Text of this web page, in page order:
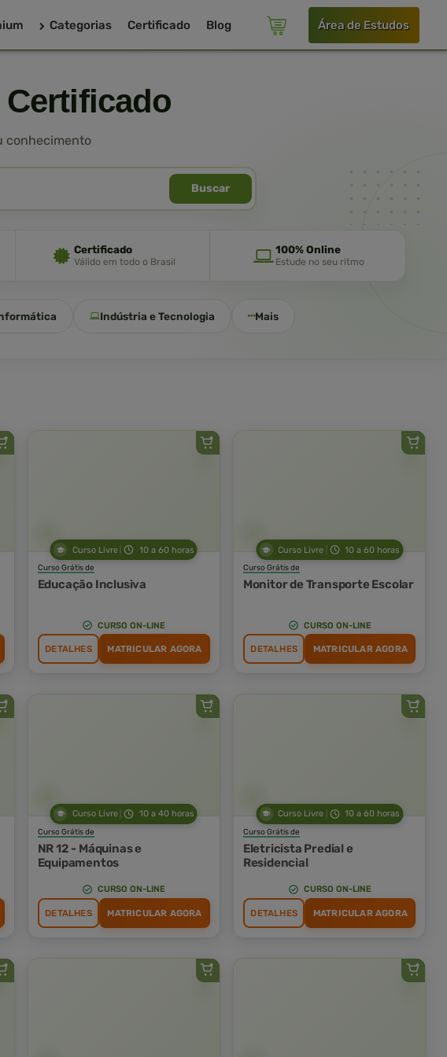
Categorias Certificado Blog Área de Estudos
conhecimento
Buscar
Certificado
Válido em todo o Brasil
100% Online
Estude no seu ritmo
Indústria e Tecnologia Mais
Curso Livre 10 a 60 horas
Curso Grátis de
Educação Inclusiva
CURSO ON-LINE
DETALHES MATRICULAR AGORA
Curso Livre 10 a 60 horas
Curso Grátis de
Monitor de Transporte Escolar
CURSO ON-LINE
DETALHES MATRICULAR AGORA
Curso Livre 10 a 40 horas
Curso Grátis de
NR 12 - Máquinas e
Equipamentos
CURSO ON-LINE
DETALHES MATRICULAR AGORA
Curso Livre 10 a 60 horas
Curso Grátis de
Eletricista Predial e
Residencial
CURSO ON-LINE
DETALHES MATRICULAR AGORA